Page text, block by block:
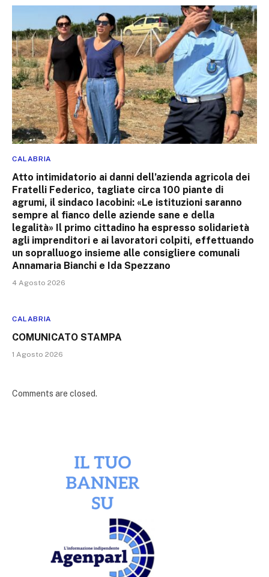
CALABRIA
Atto intimidatorio ai danni dell’azienda agricola dei
Fratelli Federico, tagliate circa 100 piante di
agrumi, il sindaco Iacobini: «Le istituzioni saranno
sempre al fianco delle aziende sane e della
legalità» Il primo cittadino ha espresso solidarietà
agli imprenditori e ai lavoratori colpiti, effettuando
un sopralluogo insieme alle consigliere comunali
Annamaria Bianchi e Ida Spezzano
4 Agosto 2026
CALABRIA
COMUNICATO STAMPA
1 Agosto 2026
Comments are closed.